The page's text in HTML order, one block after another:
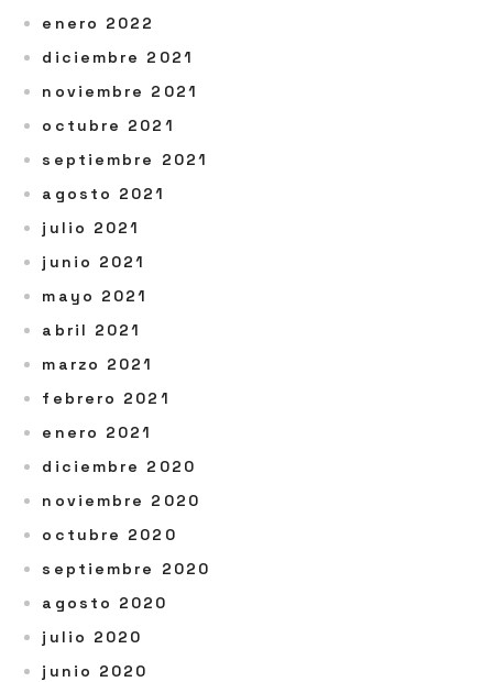
enero 2022
diciembre 2021
noviembre 2021
octubre 2021
septiembre 2021
agosto 2021
julio 2021
junio 2021
mayo 2021
abril 2021
marzo 2021
febrero 2021
enero 2021
diciembre 2020
noviembre 2020
octubre 2020
septiembre 2020
agosto 2020
julio 2020
junio 2020